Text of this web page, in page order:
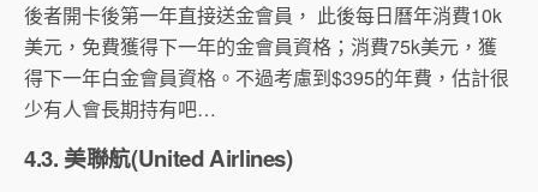
後者開卡後第一年直接送金會員， 此後每日曆年消費10k
美元，免費獲得下一年的金會員資格；消費75k美元，獲
得下一年白金會員資格。不過考慮到$395的年費，估計很
少有人會長期持有吧…
4.3. 美聯航(United Airlines)